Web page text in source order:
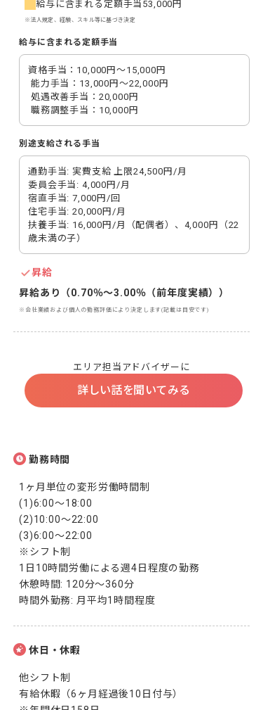
給与に含まれる定額手当 53,000円
※法人規定、経験、スキル等に基づき決定
給与に含まれる定額手当
資格手当：10,000円〜15,000円
職務調整手当：10,000円
別途支給される手当
通勤手当: 実費支給 上限24,500円/月
委員会手当: 4,000円/月
宿直手当: 7,000円/回
住宅手当: 20,000円/月
扶養手当: 16,000円/月（配偶者）、4,000円（22
歳未満の子）
昇給
昇給あり（0.70％〜3.00％（前年度実績））
※会社業績および個人の勤務評価により決定します(記載は目安です)
エリア担当アドバイザーに
詳しい話を聞いてみる
勤務時間
1ヶ月単位の変形労働時間制
(1)6:00〜18:00
(2)10:00〜22:00
(3)6:00〜22:00
※シフト制
1日10時間労働による週4日程度の勤務
休憩時間: 120分〜360分
時間外勤務: 月平均1時間程度
休日・休暇
他シフト制
有給休暇（6ヶ月経過後10日付与）